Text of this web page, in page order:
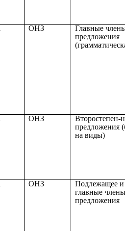
ОНЗ
Главные
предложения
ОНЗ
Второстепен-
предложения
на виды)
ОНЗ
Подлежащее и
главные члены
предложения